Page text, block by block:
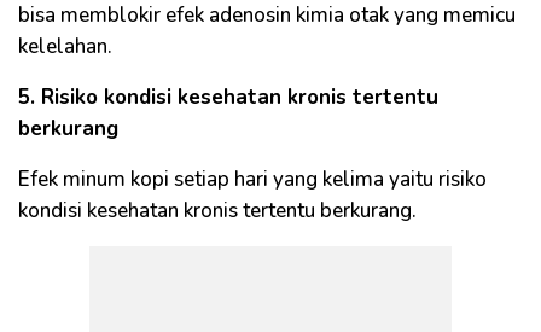
bisa memblokir efek adenosin kimia otak yang memicu
kelelahan.
5. Risiko kondisi kesehatan kronis tertentu
berkurang
Efek minum kopi setiap hari yang kelima yaitu risiko
kondisi kesehatan kronis tertentu berkurang.